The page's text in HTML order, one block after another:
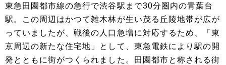
東急田園都市線の急行で渋谷駅まで30分圏内の青葉台
駅。この周辺はかつて雑木林が生い茂る丘陵地帯が広が
っていましたが、戦後の人口急増に対応するため、「東
京周辺の新たな住宅地」として、東急電鉄により駅の開
発とともに街がつくられました。田園都市と称される街